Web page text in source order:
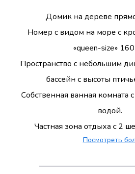
Домик на дереве
Номер с видом на море с
«queen-size»
Пространство с небольшим
бассейн с высоты
Собственная ванная комната
водой.
Частная зона отдыха с 2
Посмотреть